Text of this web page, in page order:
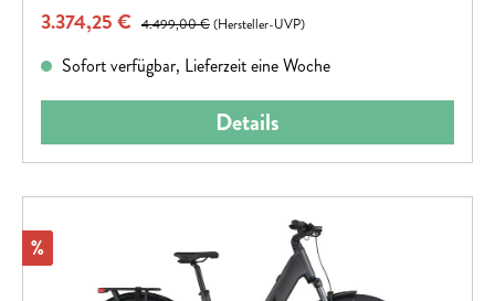
Verkaufspreis:
3.374,25 € Regulärer Preis:
4.499,00 €(Hersteller-UVP)
Sofort verfügbar, Lieferzeit eine Woche
Details
Rabatt
%